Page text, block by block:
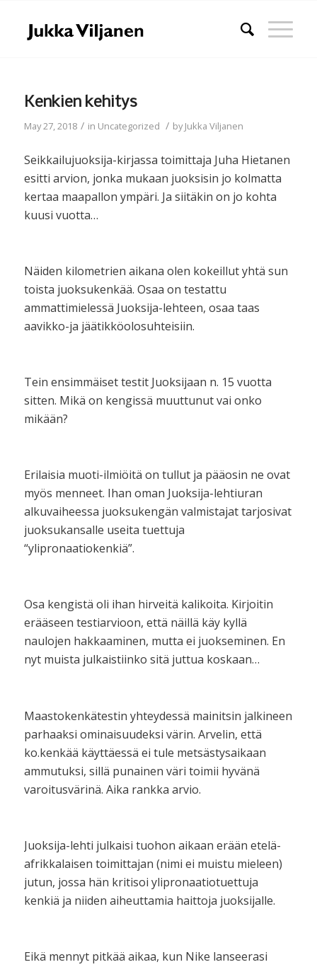
Kenkien kehitys
May 27, 2018 / in Uncategorized / byJukka Viljanen
Seikkailujuoksija-kirjassa toimittaja Juha Hietanen
esitti arvion, jonka mukaan juoksisin jo kolmatta
kertaa maapallon ympäri. Ja siitäkin on jo kohta
kuusi vuotta…
Näiden kilometrien aikana olen kokeillut yhtä sun
toista juoksukenkää. Osaa on testattu
ammattimielessä Juoksija-lehteen, osaa taas
aavikko-ja jäätikköolosuhteisiin.
Tein ensimmäiset testit Juoksijaan n. 15 vuotta
sitten. Mikä on kengissä muuttunut vai onko
mikään?
Erilaisia muoti-ilmiöitä on tullut ja pääosin ne ovat
myös menneet. Ihan oman Juoksija-lehtiuran
alkuvaiheessa juoksukengän valmistajat tarjosivat
juoksukansalle useita tuettuja
“ylipronaatiokenkiä”.
Osa kengistä oli ihan hirveitä kalikoita. Kirjoitin
erääseen testiarvioon, että näillä käy kyllä
naulojen hakkaaminen, mutta ei juokseminen. En
nyt muista julkaistiinko sitä juttua koskaan…
Maastokenkätestin yhteydessä mainitsin jalkineen
parhaaksi ominaisuudeksi värin. Arvelin, että
ko.kenkää käyttäessä ei tule metsästysaikaan
ammutuksi, sillä punainen väri toimii hyvänä
varoitusvärinä. Aika rankka arvio.
Juoksija-lehti julkaisi tuohon aikaan erään etelä-
afrikkalaisen toimittajan (nimi ei muistu mieleen)
jutun, jossa hän kritisoi ylipronaatiotuettuja
kenkiä ja niiden aiheuttamia haittoja juoksijalle.
Eikä mennyt pitkää aikaa, kun Nike lanseerasi